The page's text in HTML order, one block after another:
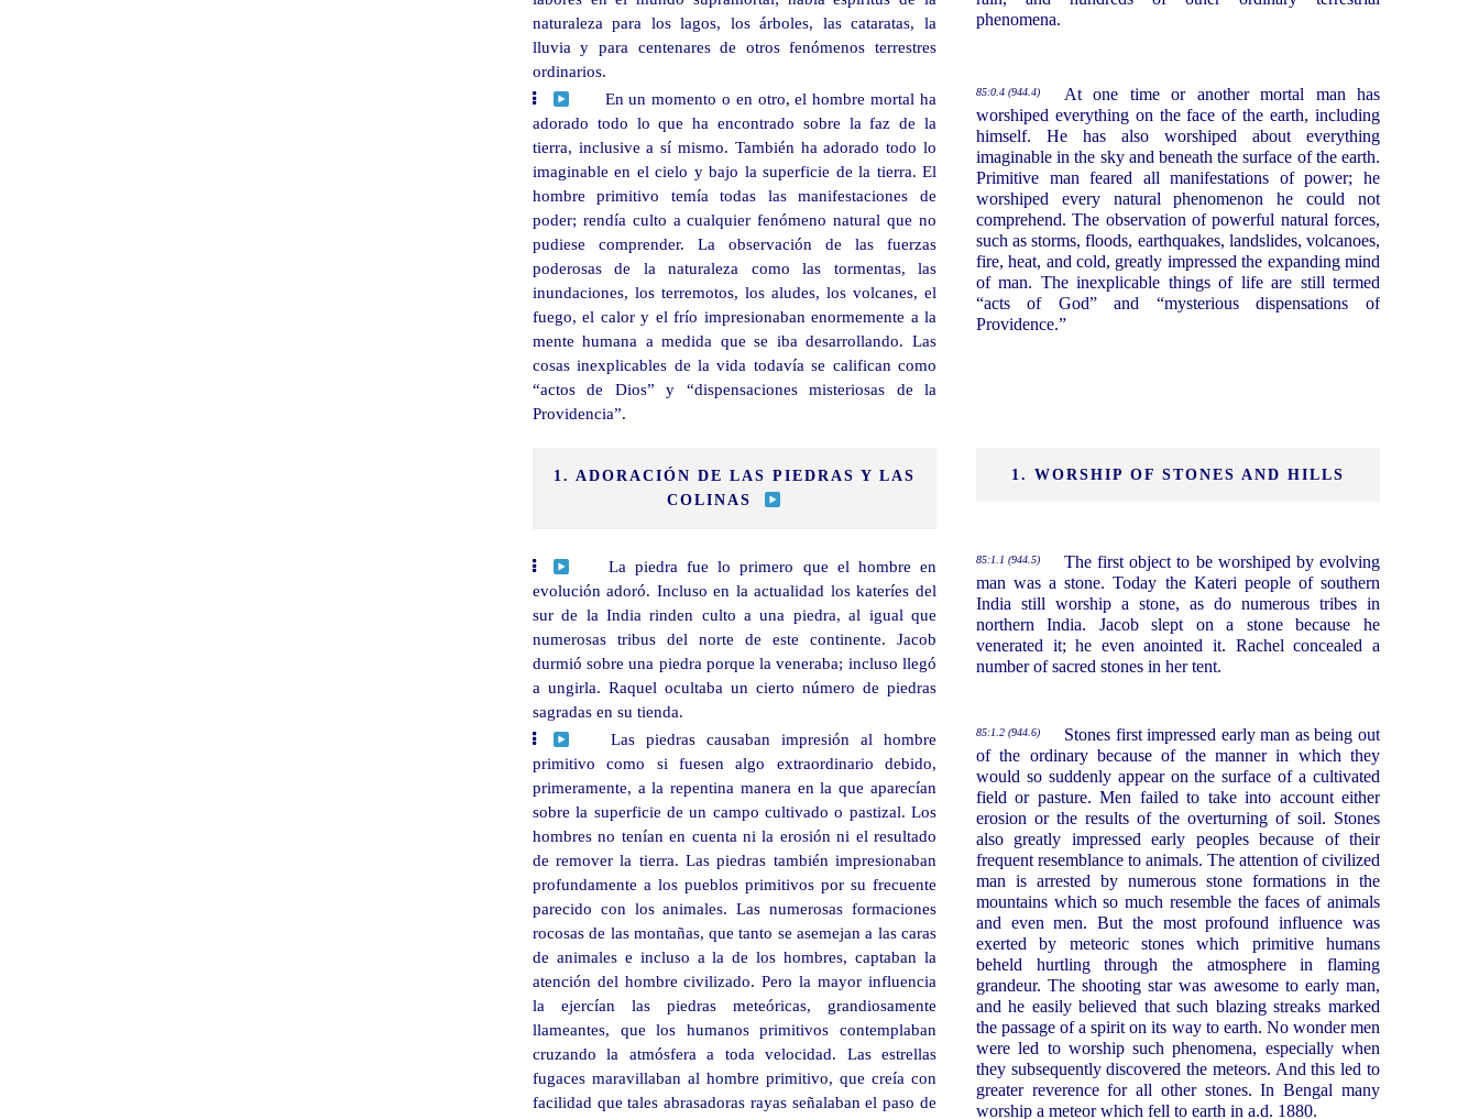
naturaleza para los lagos, los árboles, las cataratas, la
lluvia y para centenares de otros fenómenos terrestres
ordinarios.
phenomena.
En un momento o en otro, el hombre mortal ha
adorado todo lo que ha encontrado sobre la faz de la
tierra, inclusive a sí mismo. También ha adorado todo lo
imaginable en el cielo y bajo la superficie de la tierra. El
hombre primitivo temía todas las manifestaciones de
poder; rendía culto a cualquier fenómeno natural que no
pudiese comprender. La observación de las fuerzas
poderosas de la naturaleza como las tormentas, las
inundaciones, los terremotos, los aludes, los volcanes, el
fuego, el calor y el frío impresionaban enormemente a la
mente humana a medida que se iba desarrollando. Las
cosas inexplicables de la vida todavía se califican como
“actos de Dios” y “dispensaciones misteriosas de la
Providencia”.
85:0.4 (944.4)
At one time or another mortal man has
worshiped everything on the face of the earth, including
himself. He has also worshiped about everything
imaginable in the sky and beneath the surface of the earth.
Primitive man feared all manifestations of power; he
worshiped every natural phenomenon he could not
comprehend. The observation of powerful natural forces,
such as storms, floods, earthquakes, landslides, volcanoes,
fire, heat, and cold, greatly impressed the expanding mind
of man. The inexplicable things of life are still termed
“acts of God” and “mysterious dispensations of
Providence.”
1. ADORACIÓN DE LAS PIEDRAS Y LAS
COLINAS
1. WORSHIP OF STONES AND HILLS
La piedra fue lo primero que el hombre en
evolución adoró. Incluso en la actualidad los kateríes del
sur de la India rinden culto a una piedra, al igual que
numerosas tribus del norte de este continente. Jacob
durmió sobre una piedra porque la veneraba; incluso llegó
a ungirla. Raquel ocultaba un cierto número de piedras
sagradas en su tienda.
85:1.1 (944.5)
The first object to be worshiped by evolving
man was a stone. Today the Kateri people of southern
India still worship a stone, as do numerous tribes in
northern India. Jacob slept on a stone because he
venerated it; he even anointed it. Rachel concealed a
number of sacred stones in her tent.
Las piedras causaban impresión al hombre
primitivo como si fuesen algo extraordinario debido,
primeramente, a la repentina manera en la que aparecían
sobre la superficie de un campo cultivado o pastizal. Los
hombres no tenían en cuenta ni la erosión ni el resultado
de remover la tierra. Las piedras también impresionaban
profundamente a los pueblos primitivos por su frecuente
parecido con los animales. Las numerosas formaciones
rocosas de las montañas, que tanto se asemejan a las caras
de animales e incluso a la de los hombres, captaban la
atención del hombre civilizado. Pero la mayor influencia
la ejercían las piedras meteóricas, grandiosamente
llameantes, que los humanos primitivos contemplaban
cruzando la atmósfera a toda velocidad. Las estrellas
fugaces maravillaban al hombre primitivo, que creía con
facilidad que tales abrasadoras rayas señalaban el paso de
85:1.2 (944.6)
Stones first impressed early man as being out
of the ordinary because of the manner in which they
would so suddenly appear on the surface of a cultivated
field or pasture. Men failed to take into account either
erosion or the results of the overturning of soil. Stones
also greatly impressed early peoples because of their
frequent resemblance to animals. The attention of civilized
man is arrested by numerous stone formations in the
mountains which so much resemble the faces of animals
and even men. But the most profound influence was
exerted by meteoric stones which primitive humans
beheld hurtling through the atmosphere in flaming
grandeur. The shooting star was awesome to early man,
and he easily believed that such blazing streaks marked
the passage of a spirit on its way to earth. No wonder men
were led to worship such phenomena, especially when
they subsequently discovered the meteors. And this led to
greater reverence for all other stones. In Bengal many
worship a meteor which fell to earth in a.d. 1880.